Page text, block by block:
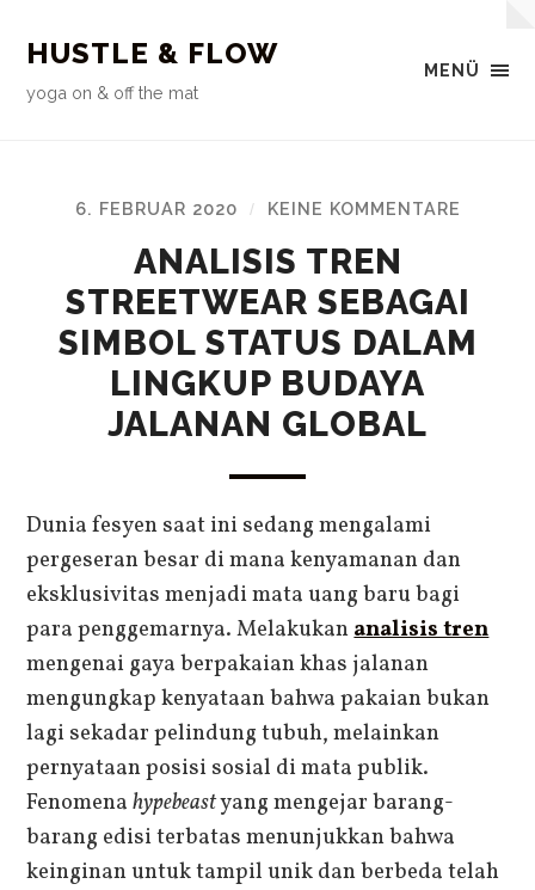
MENÜ
HUSTLE & FLOW
yoga on & off the mat
6. FEBRUAR 2020 / KEINE KOMMENTARE
ANALISIS TREN
STREETWEAR SEBAGAI
SIMBOL STATUS DALAM
LINGKUP BUDAYA
JALANAN GLOBAL
Dunia fesyen saat ini sedang mengalami
pergeseran besar di mana kenyamanan dan
eksklusivitas menjadi mata uang baru bagi
para penggemarnya. Melakukananalisis tren
mengenai gaya berpakaian khas jalanan
mengungkap kenyataan bahwa pakaian bukan
lagi sekadar pelindung tubuh, melainkan
pernyataan posisi sosial di mata publik.
Fenomenahypebeastyang mengejar barang-
barang edisi terbatas menunjukkan bahwa
keinginan untuk tampil unik dan berbeda telah